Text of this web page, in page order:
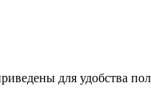
для удобства